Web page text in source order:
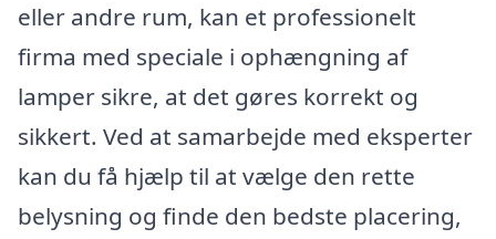
eller andre rum, kan et professionelt
firma med speciale i ophængning af
lamper sikre, at det gøres korrekt og
sikkert. Ved at samarbejde med eksperter
kan du få hjælp til at vælge den rette
belysning og finde den bedste placering,